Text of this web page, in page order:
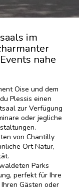
im
nahe
Oise und dem
Plessis einen
zur Verfügung
oder jegliche
von Chantilly
Ort Natur,
Parks
perfekt für Ihre
Gästen oder